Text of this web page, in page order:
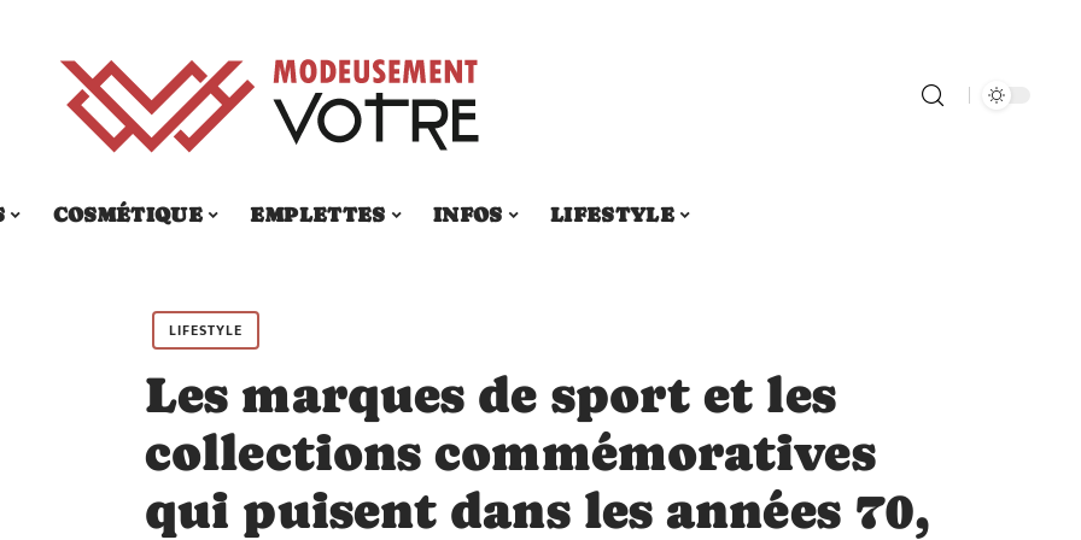
COSMÉTIQUE EMPLETTES INFOS LIFESTYLE
LIFESTYLE
Les marques de sport et les
collections commémoratives
qui puisent dans les années 70,